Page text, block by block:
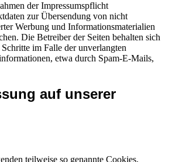
der Impressumspflicht
zur Übersendung von nicht
Werbung und Informationsmaterialien
Die Betreiber der Seiten behalten sich
im Falle der unverlangten
etwa durch Spam‐E‐Mails,
auf unserer
teilweise so genannte Cookies.